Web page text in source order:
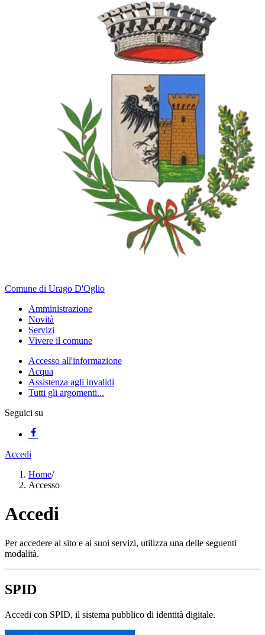
Comune di Urago D'Oglio
Amministrazione
Novità
Servizi
Vivere il comune
Accesso all'informazione
Acqua
Assistenza agli invalidi
Tutti gli argomenti...
Seguici su
Accedi
Home/
Accesso
Accedi
Per accedere al sito e ai suoi servizi, utilizza una delle seguenti
modalità.
SPID
Accedi con SPID, il sistema pubblico di identità digitale.